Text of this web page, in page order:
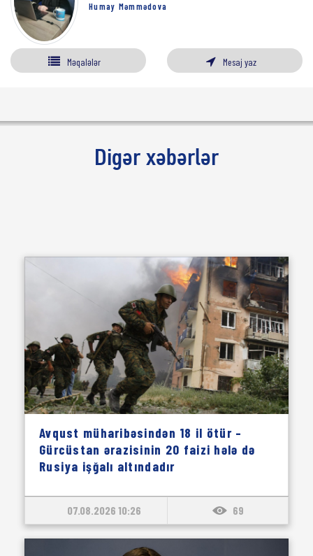
Humay Məmmədova
Məqalələr Mesaj yaz
Digər xəbərlər
Avqust müharibəsindən 18 il ötür –
Gürcüstan ərazisinin 20 faizi hələ də
Rusiya işğalı altındadır
07.08.2026 10:26 69